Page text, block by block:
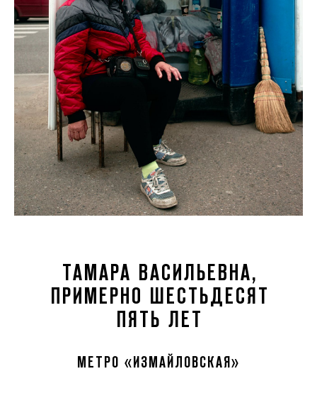
ТАМАРА ВАСИЛЬЕВНА,
ПРИМЕРНО ШЕСТЬДЕСЯТ
ПЯТЬ ЛЕТ
МЕТРО «ИЗМАЙЛОВСКАЯ»